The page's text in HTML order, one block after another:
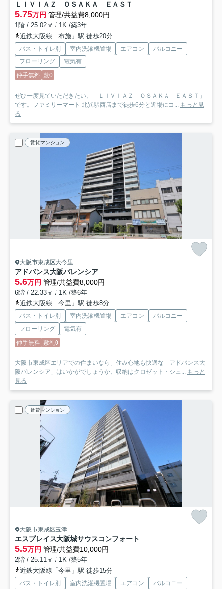
ＬＩＶＩＡＺ ＯＳＡＫＡ ＥＡＳＴ
5.75万円 管理/共益費8,000円
1階 / 25.02㎡ / 1K /築3年
近鉄大阪線「布施」駅 徒歩20分
バス・トイレ別 室内洗濯機置場 エアコン
バルコニー
フローリング
電気有
仲手無料 敷0
ぜひ一度見ていただきたい、「ＬＩＶＩＡＺ ＯＳＡＫＡ ＥＡＳＴ」
です。ファミリーマート 北巽駅西店まで徒歩6分と近場にコ... もっと見
る
賃貸マンション
大阪市東成区大今里
アドバンス大阪バレンシア
5.6万円 管理/共益費8,000円
6階 / 22.33㎡ / 1K /築6年
近鉄大阪線「今里」駅 徒歩8分
バス・トイレ別 室内洗濯機置場 エアコン
バルコニー
フローリング
電気有
仲手無料 敷礼0
大阪市東成区エリアでの住まいなら、住み心地も快適な「アドバンス大
阪バレンシア」はいかがでしょうか。収納はクロゼット・シュ... もっと
見る
賃貸マンション
大阪市東成区玉津
エスプレイス大阪城サウスコンフォート
5.5万円 管理/共益費10,000円
2階 / 25.11㎡ / 1K /築5年
近鉄大阪線「今里」駅 徒歩15分
バス・トイレ別 室内洗濯機置場 エアコン
バルコニー